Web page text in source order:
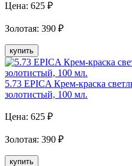
Цена: 625 ₽
Золотая: 390 ₽
купить
5.73 EPICA Крем-краска
золотистый, 100 мл.
Цена: 625 ₽
Золотая: 390 ₽
купить